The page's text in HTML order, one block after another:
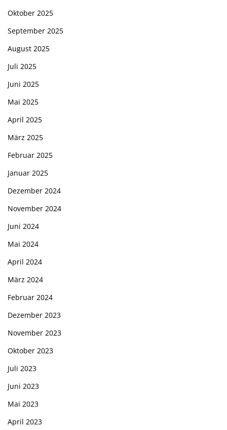
Oktober 2025
September 2025
August 2025
Juli 2025
Juni 2025
Mai 2025
April 2025
März 2025
Februar 2025
Januar 2025
Dezember 2024
November 2024
Juni 2024
Mai 2024
April 2024
März 2024
Februar 2024
Dezember 2023
November 2023
Oktober 2023
Juli 2023
Juni 2023
Mai 2023
April 2023